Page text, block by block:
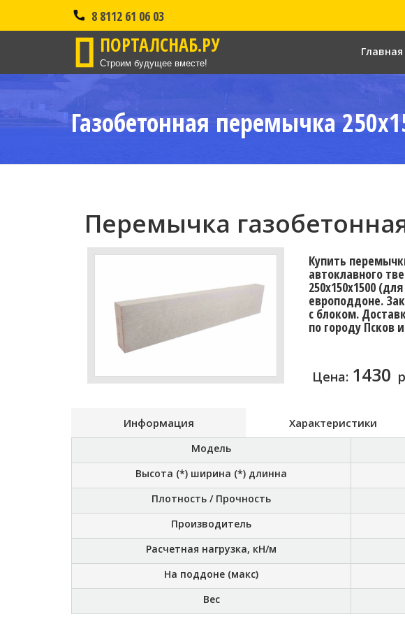
8 8112 61 06 03
ПОРТАЛСНАБ.РУ
Строим будущее вместе!
Главная
Газобетонная перемычка
Перемычка
Купить
автоклавного
250х150х1500
европоддоне.
с блоком.
по городу Псков
Цена: 1430
Информация Характеристики
Модель
Высота (*) ширина (*) длинна
Плотность / Прочность
Производитель
Расчетная нагрузка, кН/м
На поддоне (макс)
Вес